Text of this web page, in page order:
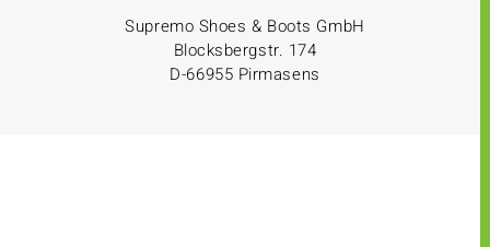
Supremo Shoes & Boots GmbH
Blocksbergstr. 174
D-66955 Pirmasens